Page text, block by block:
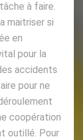
à faire.
maitriser si
en
pour la
accidents
pour ne
coopération
outillé. Pour